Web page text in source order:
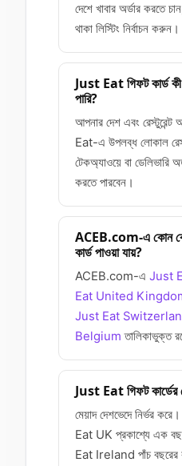
দেশে খাবার অর্ডার করতে
থাকা লিস্টিং নির্বাচন করুন।
Just Eat গিফট কার্ড কী
পারি?
আপনার দেশ এবং
Eat-এ উপলব্ধ লোকাল
টেকঅ্যাওয়ে বা ডেলিভারি
করতে পারবেন।
ACEB.com-এ কোন
কার্ড পাওয়া যায়?
ACEB.com-এ Just
Eat United
Just Eat
Belgium তালিকাভুক্ত
Just Eat গিফট কার্ডের
মেয়াদ দেশভেদে নির্ভর
Eat UK প্রকাশ্যে এক
Eat Ireland পাঁচ বছরের